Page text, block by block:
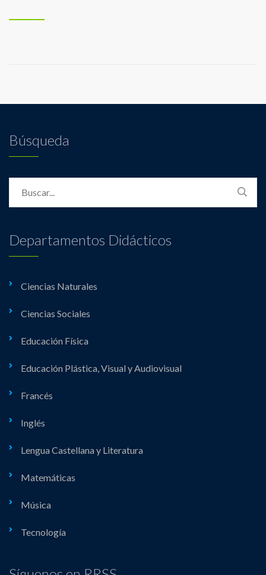
Búsqueda
Departamentos Didácticos
Ciencias Naturales
Ciencias Sociales
Educación Física
Educación Plástica, Visual y Audiovisual
Francés
Inglés
Lengua Castellana y Literatura
Matemáticas
Música
Tecnología